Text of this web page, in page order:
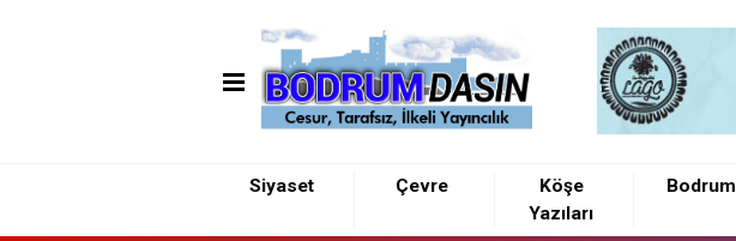
Siyaset Çevre
Köşe
Yazıları
Bodrum
11:21 - Seydikemer’de Yaralar Hızla Sarılıyor